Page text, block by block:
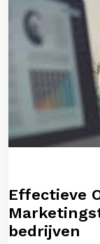
Effectieve
bedrijven